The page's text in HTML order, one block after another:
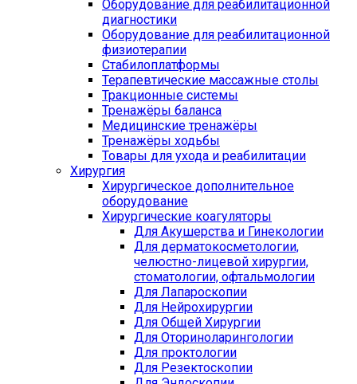
Оборудование для реабилитационной
диагностики
Оборудование для реабилитационной
физиотерапии
Стабилоплатформы
Терапевтические массажные столы
Тракционные системы
Тренажёры баланса
Медицинские тренажёры
Тренажёры ходьбы
Товары для ухода и реабилитации
Хирургия
Хирургическое дополнительное
оборудование
Хирургические коагуляторы
Для Акушерства и Гинекологии
Для дерматокосметологии,
челюстно-лицевой хирургии,
стоматологии, офтальмологии
Для Лапароскопии
Для Нейрохирургии
Для Общей Хирургии
Для Оториноларингологии
Для проктологии
Для Резектоскопии